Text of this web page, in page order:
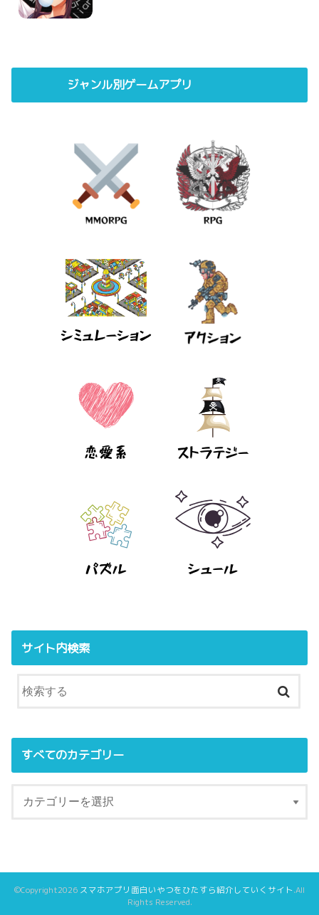
ジャンル別ゲームアプリ
サイト内検索
すべてのカテゴリー
©Copyright2026 スマホアプリ面白いやつをひたすら紹介していくサイト.All
Rights Reserved.